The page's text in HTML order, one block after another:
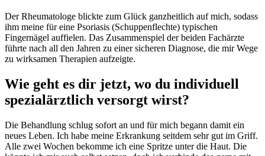
Der Rheumatologe blickte zum Glück ganzheitlich auf mich, sodass
ihm meine für eine Psoriasis (Schuppenflechte) typischen
Fingernägel auffielen. Das Zusammenspiel der beiden Fachärzte
führte nach all den Jahren zu einer sicheren Diagnose, die mir Wege
zu wirksamen Therapien aufzeigte.
Wie geht es dir jetzt, wo du individuell
spezialärztlich versorgt wirst?
Die Behandlung schlug sofort an und für mich begann damit ein
neues Leben. Ich habe meine Erkrankung seitdem sehr gut im Griff.
Alle zwei Wochen bekomme ich eine Spritze unter die Haut. Die